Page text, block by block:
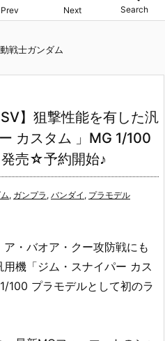
Prev Next Search
戦士ガンダム
】狙撃性能を有した汎
カスタム 」MG 1/100
発売☆予約開始♪
, ガンプラ , バンダイ , プラモデル
ア・バオア・クー攻防戦にも
機「ジム・スナイパー カス
100 プラモデルとして初のラ